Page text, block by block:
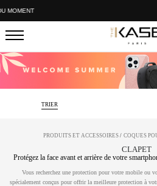
TÉLÉPHONES
TRIER
PRODUITS ET ACCESSOIRES / COQUES
CLAPET
Protégez la face avant et arrière de votre
Vous recherchez une protection pour votre mobile ou
spécialement conçus pour offrir la meilleure protection à